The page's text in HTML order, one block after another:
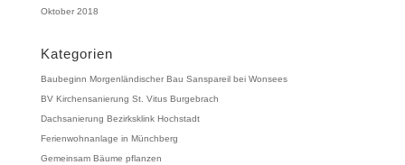
Oktober 2018
Kategorien
Baubeginn Morgenländischer Bau Sanspareil bei Wonsees
BV Kirchensanierung St. Vitus Burgebrach
Dachsanierung Bezirksklink Hochstadt
Ferienwohnanlage in Münchberg
Gemeinsam Bäume pflanzen